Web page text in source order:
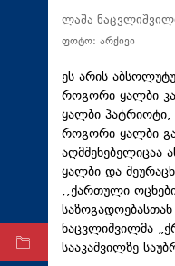
სამართალი
რეგიონი
კულტურა
სპორტი
ტექნოლოგიები
ტაბლოიდი
არქივი
ლაშა
ფოტო: არქივი
ეს არის
როგორი ყალბი
ყალბი
როგორი ყალბი
აღმშენებელიცაა
ყალბი და
,,ქართული
ნაცვლიშვილმა
სააკაშვილზე